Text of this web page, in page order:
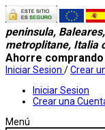
peninsula,
metroplitane, Italia
Ahorre
Iniciar Sesion /Crear
Iniciar Sesion
Crear una
Menú